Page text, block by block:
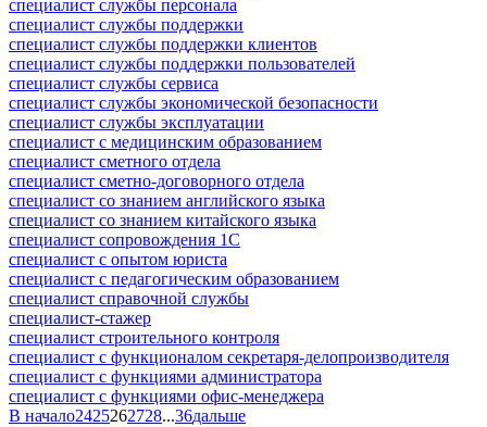
специалист службы персонала
специалист службы поддержки
специалист службы поддержки клиентов
специалист службы поддержки пользователей
специалист службы сервиса
специалист службы экономической безопасности
специалист службы эксплуатации
специалист с медицинским образованием
специалист сметного отдела
специалист сметно-договорного отдела
специалист со знанием английского языка
специалист со знанием китайского языка
специалист сопровождения 1С
специалист с опытом юриста
специалист с педагогическим образованием
специалист справочной службы
специалист-стажер
специалист строительного контроля
специалист с функционалом секретаря-делопроизводителя
специалист с функциями администратора
специалист с функциями офис-менеджера
В начало2425262728...36дальше